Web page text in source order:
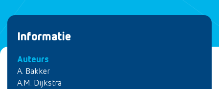
Informatie
Auteurs
A. Bakker
A.M. Dijkstra